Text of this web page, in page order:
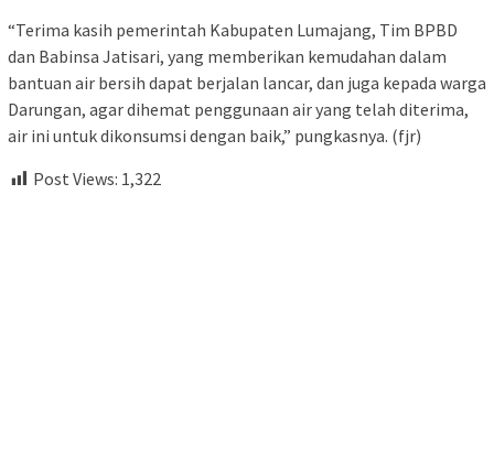
“Terima kasih pemerintah Kabupaten Lumajang, Tim BPBD
dan Babinsa Jatisari, yang memberikan kemudahan dalam
bantuan air bersih dapat berjalan lancar, dan juga kepada warga
Darungan, agar dihemat penggunaan air yang telah diterima,
air ini untuk dikonsumsi dengan baik,” pungkasnya. (fjr)
Post Views: 1,322